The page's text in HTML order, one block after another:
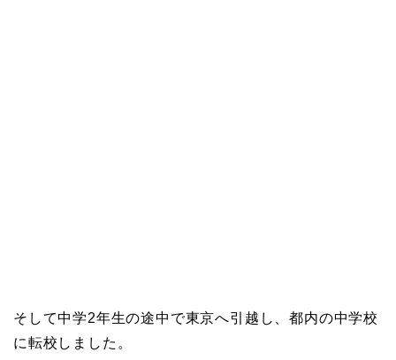
そして中学2年生の途中で東京へ引越し、都内の中学校
に転校しました。